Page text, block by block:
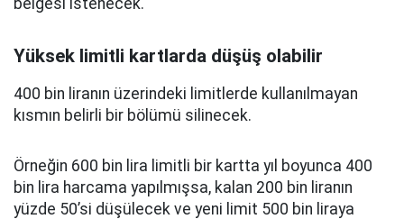
Yüksek limitli kartlarda düşüş olabilir
400 bin liranın üzerindeki limitlerde kullanılmayan
kısmın belirli bir bölümü silinecek.
Örneğin 600 bin lira limitli bir kartta yıl boyunca 400
bin lira harcama yapılmışsa, kalan 200 bin liranın
yüzde 50’si düşülecek ve yeni limit 500 bin liraya